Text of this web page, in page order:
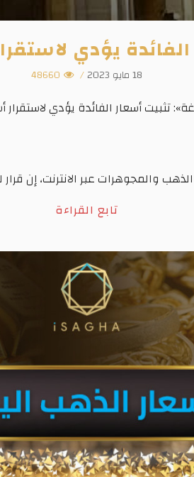
يؤدي
18 مايو 2023 /
48660
تثبيت أسعار الفائدة يؤدي لاستقرار
والمجوهرات عبر الانترنت، إن
تابع القراءة